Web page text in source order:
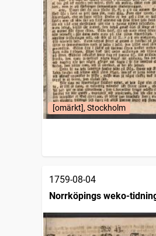
[omärkt], Stockholm
1759-08-04
Norrköpings weko-